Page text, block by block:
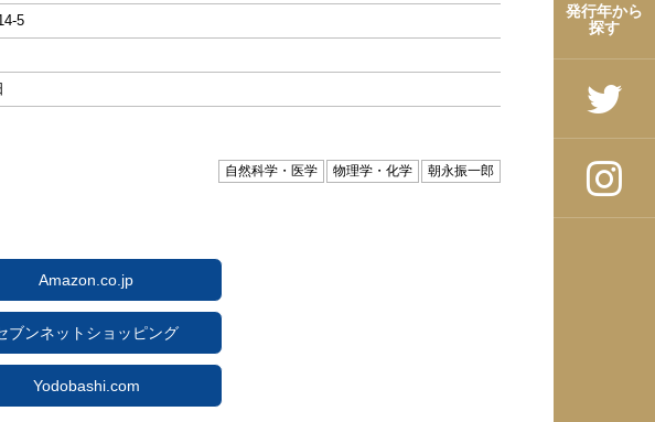
発行年から
探す
5
自然科学・医学 物理学・化学 朝永振一郎
Amazon.co.jp
ブンネットショッピング
Yodobashi.com